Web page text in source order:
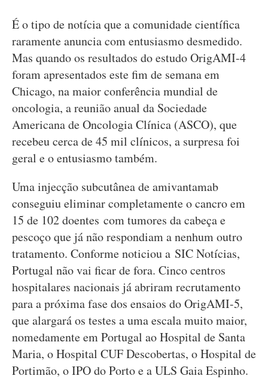
É o tipo de notícia que a comunidade científica
raramente anuncia com entusiasmo desmedido.
Mas quando os resultados do estudo OrigAMI-4
foram apresentados este fim de semana em
Chicago, na maior conferência mundial de
oncologia, a reunião anual da Sociedade
Americana de Oncologia Clínica (ASCO), que
recebeu cerca de 45 mil clínicos, a surpresa foi
geral e o entusiasmo também.
Uma injecção subcutânea de amivantamab
conseguiu eliminar completamente o cancro em
15 de 102 doentes com tumores da cabeça e
pescoço que já não respondiam a nenhum outro
tratamento. Conforme noticiou a SIC Notícias,
Portugal não vai ficar de fora. Cinco centros
hospitalares nacionais já abriram recrutamento
para a próxima fase dos ensaios do OrigAMI-5,
que alargará os testes a uma escala muito maior,
nomedamente em Portugal ao Hospital de Santa
Maria, o Hospital CUF Descobertas, o Hospital de
Portimão, o IPO do Porto e a ULS Gaia Espinho.